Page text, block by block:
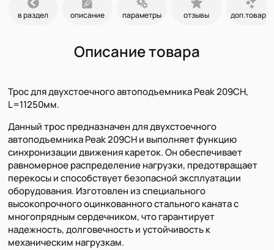
в раздел описание параметры отзывы доп.товары
Описание товара
Трос для двухстоечного автоподъемника Peak 209CH,
L=11250мм.
Данный трос предназначен для двухстоечного
автоподъемника Peak 209CH и выполняет функцию
синхронизации движения кареток. Он обеспечивает
равномерное распределение нагрузки, предотвращает
перекосы и способствует безопасной эксплуатации
оборудования. Изготовлен из специального
высокопрочного оцинкованного стального каната с
многопрядным сердечником, что гарантирует
надежность, долговечность и устойчивость к
механическим нагрузкам.